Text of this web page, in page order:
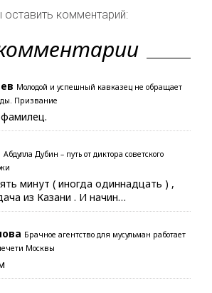
оставить комментарий:
Молодой и успешный кавказец не обращает
Призвание
Абдулла Дубин – путь от диктора советского
минут ( иногда одиннадцать ) ,
из Казани . И начин…
Брачное агентство для мусульман работает
Москвы